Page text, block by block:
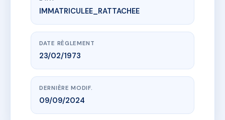
www.vme.plus/AA1136399
SDC ANTINEA 1
av de melgueil, 34280 La Grande-Motte
IMMATRICULEE_RATTACHEE
DATE RÈGLEMENT
23/02/1973
DERNIÈRE MODIF.
09/09/2024